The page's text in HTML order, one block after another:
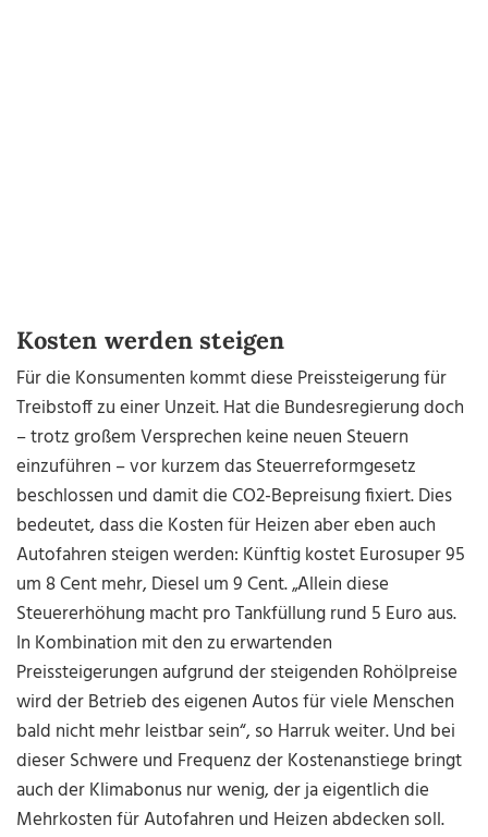
Kosten werden steigen
Für die Konsumenten kommt diese Preissteigerung für
Treibstoff zu einer Unzeit. Hat die Bundesregierung doch
– trotz großem Versprechen keine neuen Steuern
einzuführen – vor kurzem das Steuerreformgesetz
beschlossen und damit die CO2-Bepreisung fixiert. Dies
bedeutet, dass die Kosten für Heizen aber eben auch
Autofahren steigen werden: Künftig kostet Eurosuper 95
um 8 Cent mehr, Diesel um 9 Cent. „Allein diese
Steuererhöhung macht pro Tankfüllung rund 5 Euro aus.
In Kombination mit den zu erwartenden
Preissteigerungen aufgrund der steigenden Rohölpreise
wird der Betrieb des eigenen Autos für viele Menschen
bald nicht mehr leistbar sein“, so Harruk weiter. Und bei
dieser Schwere und Frequenz der Kostenanstiege bringt
auch der Klimabonus nur wenig, der ja eigentlich die
Mehrkosten für Autofahren und Heizen abdecken soll.